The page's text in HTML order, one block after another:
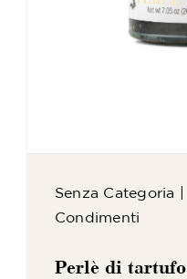
Senza Categoria
Condimenti
Perlè di tartufo